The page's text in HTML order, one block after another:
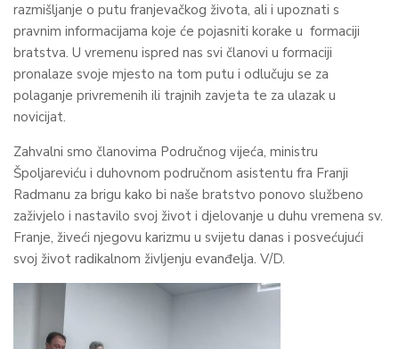
razmišljanje o putu franjevačkog života, ali i upoznati s
pravnim informacijama koje će pojasniti korake u formaciji
bratstva. U vremenu ispred nas svi članovi u formaciji
pronalaze svoje mjesto na tom putu i odlučuju se za
polaganje privremenih ili trajnih zavjeta te za ulazak u
novicijat.
Zahvalni smo članovima Područnog vijeća, ministru
Špoljareviću i duhovnom područnom asistentu fra Franji
Radmanu za brigu kako bi naše bratstvo ponovo službeno
zaživjelo i nastavilo svoj život i djelovanje u duhu vremena sv.
Franje, živeći njegovu karizmu u svijetu danas i posvećujući
svoj život radikalnom življenju evanđelja. V/D.